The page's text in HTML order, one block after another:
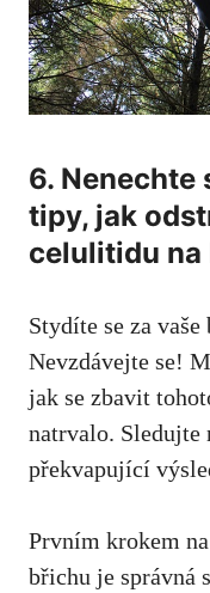
6. Nenechte
tipy, jak
celulitidu na
Stydíte se za
Nevzdávejte se!
jak se zbavit
natrvalo. Sledujte
překvapující
Prvním krokem
břichu je správná